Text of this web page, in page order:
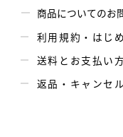
商品についてのお
利用規約・はじ
送料とお支払い
返品・キャンセ